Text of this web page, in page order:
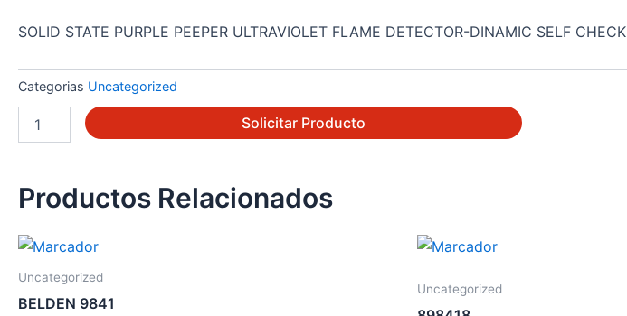
SOLID STATE PURPLE PEEPER ULTRAVIOLET FLAME DETECTOR-DINAMIC SELF CHECK
Categorias Uncategorized
C7024E1001
cantidad
Solicitar Producto
Productos Relacionados
Uncategorized
BELDEN 9841
Uncategorized